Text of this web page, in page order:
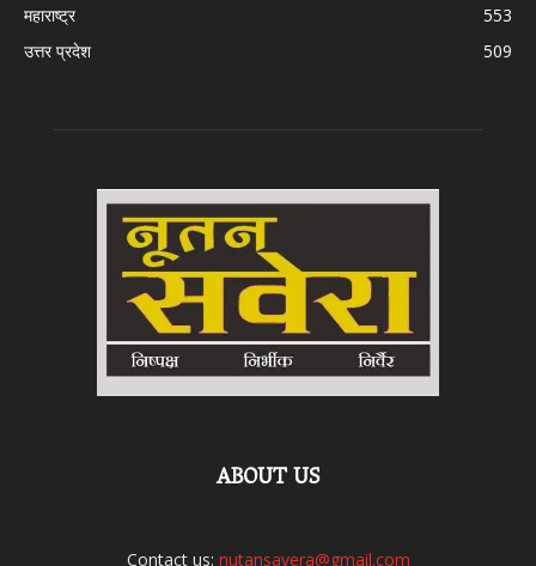
महाराष्ट्र
553
उत्तर प्रदेश
509
ABOUT US
Contact us: nutansavera@gmail.com